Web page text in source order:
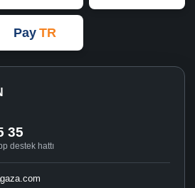
Pay TR
35
destek hattı